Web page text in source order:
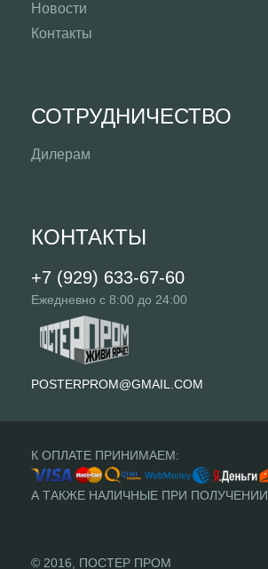
Новости
Контакты
СОТРУДНИЧЕСТВО
Дилерам
КОНТАКТЫ
+7 (929) 633-67-60
Ежедневно с 8:00 до 24:00
POSTERPROM@GMAIL.COM
К ОПЛАТЕ ПРИНИМАЕМ:
А ТАКЖЕ НАЛИЧНЫЕ ПРИ ПОЛУЧЕНИИ
© 2016, ПОСТЕР ПРОМ